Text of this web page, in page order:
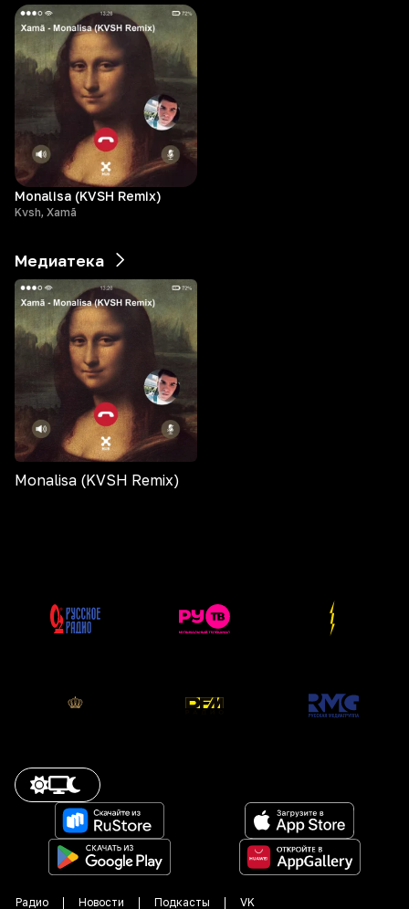
Monalisa (KVSH Remix)
Kvsh, Xamã
Медиатека
Monalisa (KVSH Remix)
Радио Новости Подкасты VK